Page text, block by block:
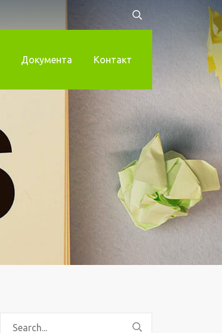
Документа Контакт